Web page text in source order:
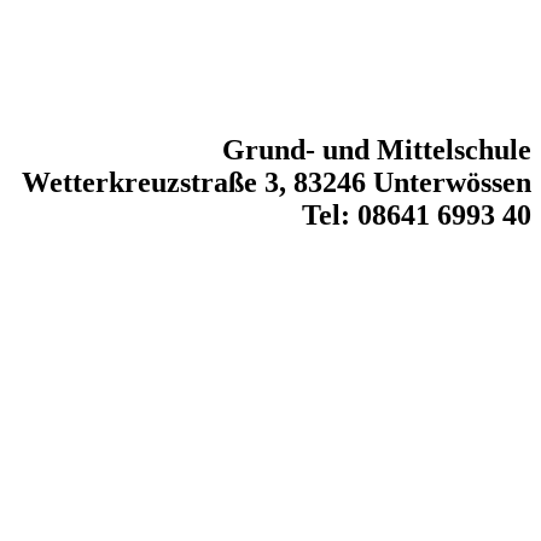
Grund- und Mittelschule
Wetterkreuzstraße 3, 83246 Unterwössen
Tel: 08641 6993 40